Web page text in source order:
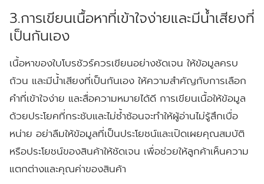
3.การเขียนเนื้อหาที่เข้าใจง่ายและมีน้ำเสียงที่
เป็นกันเอง
เนื้อหาของใบโบรชัวร์ควรเขียนอย่างชัดเจน ให้ข้อมูลครบ
ถ้วน และมีน้ำเสียงที่เป็นกันเอง ให้ความสำคัญกับการเลือก
คำที่เข้าใจง่าย และสื่อความหมายได้ดี การเขียนเนื้อให้ข้อมูล
ด้วยประโยคที่กระชับและไม่ซ้ำซ้อนจะทำให้ผู้อ่านไม่รู้สึกเบื่อ
หน่าย อย่าลืมให้ข้อมูลที่เป็นประโยชน์และเปิดเผยคุณสมบัติ
หรือประโยชน์ของสินค้าให้ชัดเจน เพื่อช่วยให้ลูกค้าเห็นความ
แตกต่างและคุณค่าของสินค้า